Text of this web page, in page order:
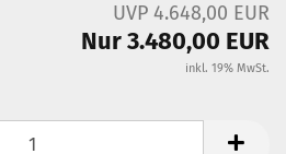
UVP 4.648,00 EUR
Nur 3.480,00 EUR
inkl. 19% MwSt.